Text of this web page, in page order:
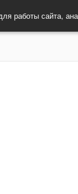
работы сайта,